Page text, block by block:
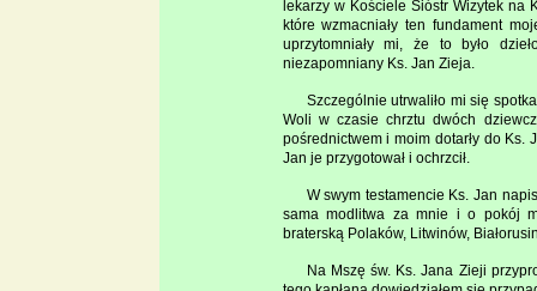
lekarzy w Kościele Sióstr Wizytek na
które wzmacniały ten fundament
uprzytomniały mi, że to było
niezapomniany Ks. Jan Zieja.
Szczególnie utrwaliło mi się
Woli w czasie chrztu dwóch
pośrednictwem i moim dotarły do Ks.
Jan je przygotował i ochrzcił.
W swym testamencie Ks. Jan
sama modlitwa za mnie i o pokój
braterską Polaków, Litwinów,
Na Mszę św. Ks. Jana Zieji